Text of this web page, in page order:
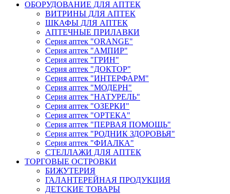
ОБОРУДОВАНИЕ ДЛЯ АПТЕК
ВИТРИНЫ ДЛЯ АПТЕК
ШКАФЫ ДЛЯ АПТЕК
АПТЕЧНЫЕ ПРИЛАВКИ
Серия аптек "ORANGE"
Серия аптек "АМПИР"
Серия аптек "ГРИН"
Серия аптек "ДОКТОР"
Серия аптек "ИНТЕРФАРМ"
Серия аптек "МОДЕРН"
Серия аптек "НАТУРЕЛЬ"
Серия аптек "ОЗЕРКИ"
Серия аптек "ОРТЕКА"
Серия аптек "ПЕРВАЯ ПОМОЩЬ"
Серия аптек "РОДНИК ЗДОРОВЬЯ"
Серия аптек "ФИАЛКА"
СТЕЛЛАЖИ ДЛЯ АПТЕК
ТОРГОВЫЕ ОСТРОВКИ
БИЖУТЕРИЯ
ГАЛАНТЕРЕЙНАЯ ПРОДУКЦИЯ
ДЕТСКИЕ ТОВАРЫ